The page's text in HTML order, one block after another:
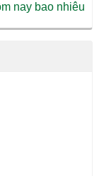
nay bao nhiêu